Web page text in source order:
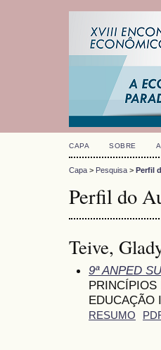
CAPA SOBRE
Capa > Pesquisa > Perfil
Perfil do
Teive,
9ª ANPED
PRINCÍPIOS
EDUCAÇÃO
RESUMO